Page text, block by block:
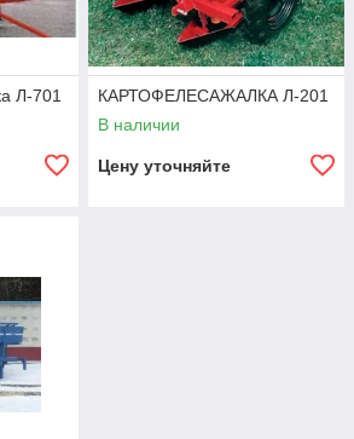
Л-701
КАРТОФЕЛЕСАЖАЛКА Л-201
В наличии
Цену уточняйте